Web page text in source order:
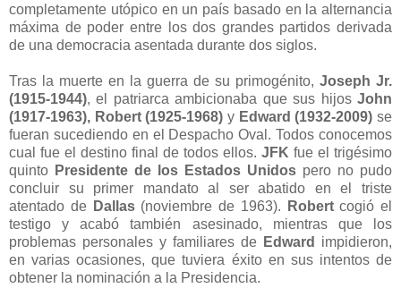
completamente utópico en un país basado en la alternancia
máxima de poder entre los dos grandes partidos derivada
de una democracia asentada durante dos siglos.
Tras la muerte en la guerra de su primogénito, Joseph Jr.
(1915-1944), el patriarca ambicionaba que sus hijos John
(1917-1963), Robert (1925-1968) y Edward (1932-2009) se
fueran sucediendo en el Despacho Oval. Todos conocemos
cual fue el destino final de todos ellos. JFK fue el trigésimo
quinto Presidente de los Estados Unidos pero no pudo
concluir su primer mandato al ser abatido en el triste
atentado de Dallas(noviembre de 1963). Robertcogió el
testigo y acabó también asesinado, mientras que los
problemas personales y familiares de Edward
impidieron,
en varias ocasiones, que tuviera éxito en sus intentos de
obtener la nominación a la Presidencia.